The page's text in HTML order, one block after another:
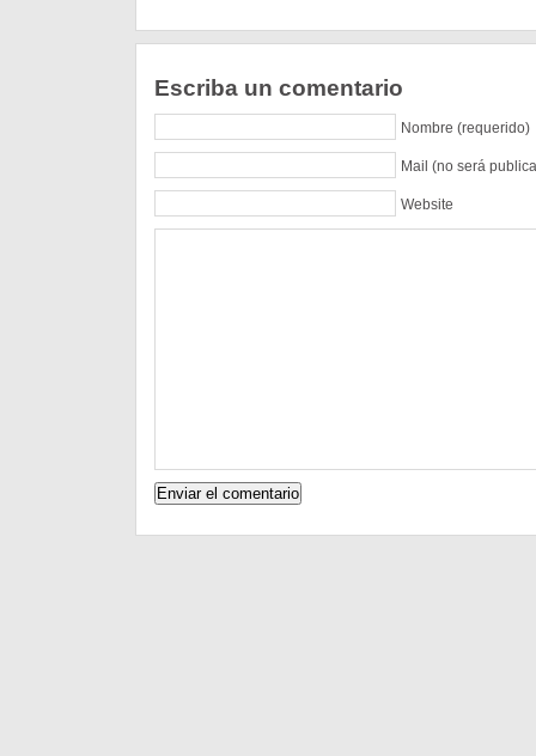
Escriba un comentario
Nombre (requerido)
Mail (no será
Website